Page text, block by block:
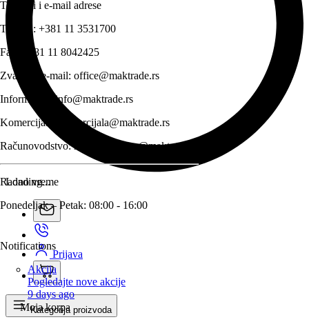
Telefoni i e-mail adrese
Telefon: +381 11 3531700
Fax:
+381 11 8042425
Zvanični e-mail: office@maktrade.rs
Informacije:
info@maktrade.rs
Komercijala:
komercijala@maktrade.rs
Računovodstvo:racunovodstvo@maktrade.rs
Radno vreme
Ponedeljak – Petak: 08:00 - 16:00
Loading...
Notifications
Akcija
Pogledajte nove akcije
9 days ago
Prijava
Moja korpa
Kategorija proizvoda